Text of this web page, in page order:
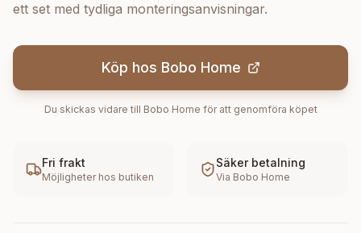
ett set med tydliga monteringsanvisningar.
Köp hos Bobo Home
Du skickas vidare till Bobo Home för att genomföra köpet
Fri frakt
Möjligheter hos butiken
Säker betalning
Via Bobo Home